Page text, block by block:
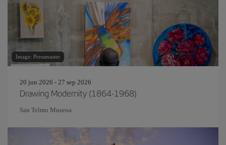
Image: Pressmaster
20 jun 2026 - 27 sep 2026
Drawing Modernity (1864-1968)
San Telmo Museoa